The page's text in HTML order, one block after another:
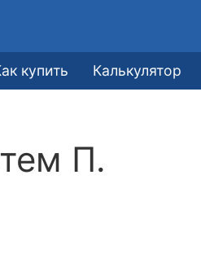
купить Калькулятор
П.